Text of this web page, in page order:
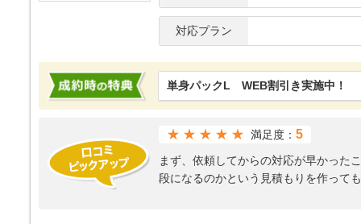
対応プラン
単身パックL WEB割引き実施中！
★★★★★ 満足度： 5
まず、依頼してからの対応が早かった
段になるのかという見積もりを作って